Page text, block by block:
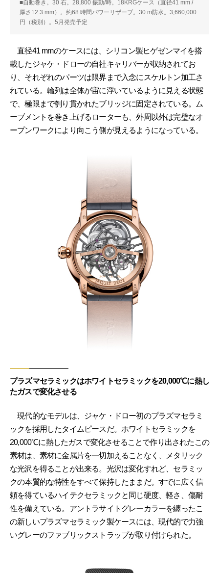
■自動巻き。30 石。28,800 振動/時。18KRGケース（直径41 mm /
厚さ12.3 mm）。約68 時間パワーリザーブ。30 m防水。3,660,000
円（税別）。5月発売予定
直径41 mmのケースには、シリコン製ヒゲゼンマイを搭
載したジャケ・ドローの自社キャリバーが収納されてお
り、それぞれのパーツは限界まで入念にスケルトン加工さ
れている。輪列は全体が宙に浮いているように見える状態
で、極限まで刳り貫かれたブリッジに固定されている。ム
ーブメントを巻き上げるローターも、外周以外は完璧なオ
ープンワークにより向こう側が見えるようになっている。
プラズマセラミックはホワイトセラミックを20,000℃に熱し
たガスで変化させる
現代的なモデルは、ジャケ・ドロー初のプラズマセラミ
ックを採用したタイムピースだ。ホワイトセラミックを
20,000℃に熱したガスで変化させることで作り出されたこの
素材は、素材に金属片を一切加えることなく、メタリック
な光沢を得ることが出来る。光沢は変化すれど、セラミッ
クの本質的な特性をすべて保持したままだ。すでに広く信
頼を得ているハイテクセラミックと同じ硬度、軽さ、傷耐
性を備えている。アントラサイトグレーカラーを纏ったこ
の新しいプラズマセラミック製ケースには、現代的で力強
いグレーのファブリックストラップが取り付けられた。